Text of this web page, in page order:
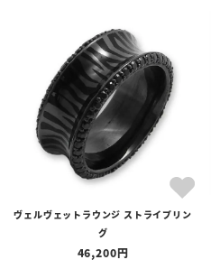
ヴェルヴェットラウンジ ストライプリン
グ
46,200